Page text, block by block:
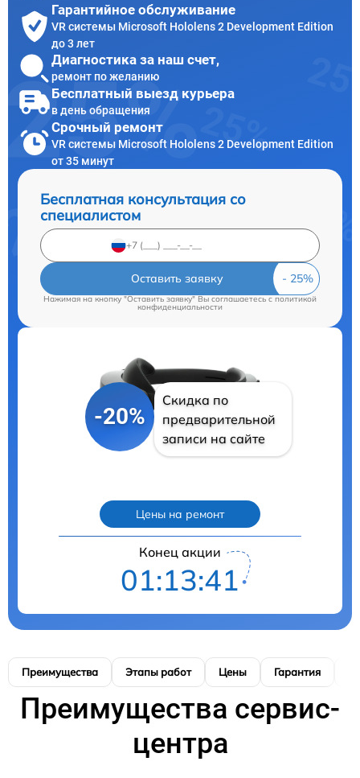
Гарантийное обслуживание
VR системы Microsoft Hololens 2 Development Edition
до 3 лет
Диагностика за наш счет,
ремонт по желанию
Бесплатный выезд курьера
в день обращения
Срочный ремонт
VR системы Microsoft Hololens 2 Development Edition
от 35 минут
Бесплатная консультация со
специалистом
Оставить заявку
Нажимая на кнопку "Оставить заявку" Вы соглашаетесь cполитикой
конфиденциальности
-20%
Скидка по
предварительной
записи на сайте
Цены на ремонт
Конец акции
01:13:40
Преимущества Этапы работ Цены Гарантия
Преимущества сервис-
центра